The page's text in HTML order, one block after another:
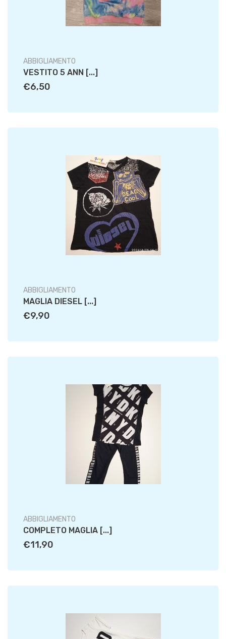
ABBIGLIAMENTO
VESTITO 5 ANN [...]
€6,50
ABBIGLIAMENTO
MAGLIA DIESEL [...]
€9,90
ABBIGLIAMENTO
COMPLETO MAGLIA [...]
€11,90